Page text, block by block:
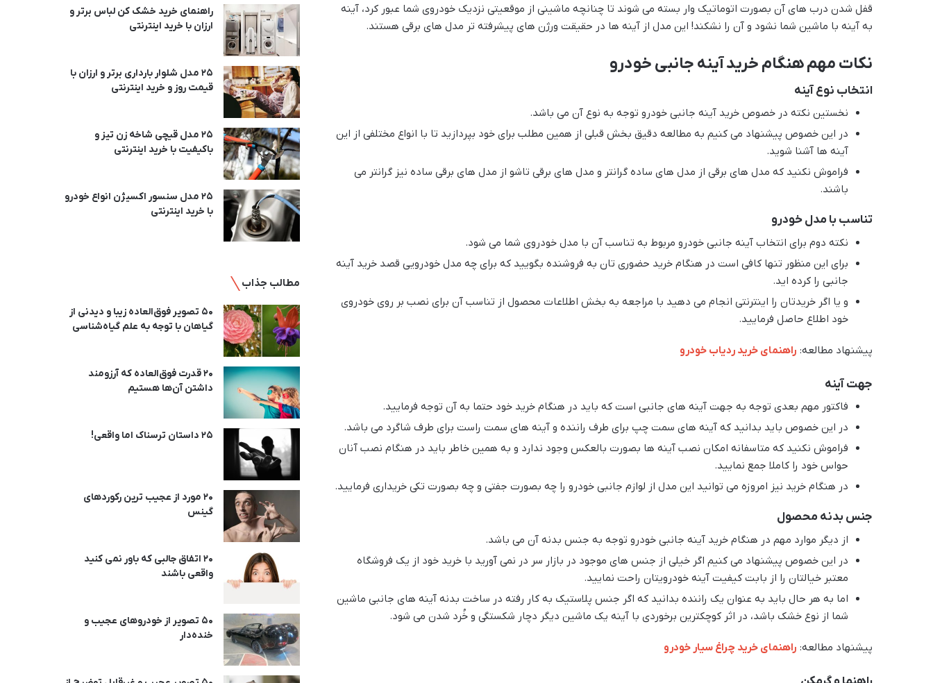
قفل شدن درب های آن بصورت اتوماتیک وار بسته می شوند تا چنانچه ماشینی از موقعیتی نزدیک خودروی شما عبور کرد، آینه
به آینه با ماشین شما نشود و آن را نشکند! این مدل از آینه ها در حقیقت ورژن های پیشرفته تر مدل های برقی هستند.
نکات مهم هنگام خرید آینه جانبی خودرو
انتخاب نوع آینه
نخستین نکته در خصوص خرید آینه جانبی خودرو توجه به نوع آن می باشد.
در این خصوص پیشنهاد می کنیم به مطالعه دقیق بخش قبلی از همین مطلب برای خود بپردازید تا با انواع مختلفی از این
آینه ها آشنا شوید.
فراموش نکنید که مدل های برقی از مدل های ساده گرانتر و مدل های برقی تاشو از مدل های برقی ساده نیز گرانتر می
باشند.
تناسب با مدل خودرو
نکته دوم برای انتخاب آینه جانبی خودرو مربوط به تناسب آن با مدل خودروی شما می شود.
برای این منظور تنها کافی است در هنگام خرید حضوری تان به فروشنده بگویید که برای چه مدل خودرویی قصد خرید آینه
جانبی را کرده اید.
و یا اگر خریدتان را اینترنتی انجام می دهید با مراجعه به بخش اطلاعات محصول از تناسب آن برای نصب بر روی خودروی
خود اطلاع حاصل فرمایید.
پیشنهاد مطالعه: راهنمای خرید ردیاب خودرو
جهت آینه
فاکتور مهم بعدی توجه به جهت آینه های جانبی است که باید در هنگام خرید خود حتما به آن توجه فرمایید.
در این خصوص باید بدانید که آینه های سمت چپ برای طرف راننده و آینه های سمت راست برای طرف شاگرد می باشد.
فراموش نکنید که متاسفانه امکان نصب آینه ها بصورت بالعکس وجود ندارد و به همین خاطر باید در هنگام نصب آنان
حواس خود را کاملا جمع نمایید.
در هنگام خرید نیز امروزه می توانید این مدل از لوازم جانبی خودرو را چه بصورت جفتی و چه بصورت تکی خریداری فرمایید.
جنس بدنه محصول
از دیگر موارد مهم در هنگام خرید آینه جانبی خودرو توجه به جنس بدنه آن می باشد.
در این خصوص پیشنهاد می کنیم اگر خیلی از جنس های موجود در بازار سر در نمی آورید با خرید خود از یک فروشگاه
معتبر خیالتان را از بابت کیفیت آینه خودرویتان راحت نمایید.
اما به هر حال باید به عنوان یک راننده بدانید که اگر جنس پلاستیک به کار رفته در ساخت بدنه آینه های جانبی ماشین
شما از نوع خشک باشد، در اثر کوچکترین برخوردی با آینه یک ماشین دیگر دچار شکستگی و خُرد شدن می شود.
پیشنهاد مطالعه: راهنمای خرید چراغ سیار خودرو
راهنمای خرید خشک کن لباس برتر و
ارزان با خرید اینترنتی
25 مدل شلوار بارداری برتر و ارزان با
قیمت روز و خرید اینترنتی
25 مدل قیچی شاخه زن تیز و
باکیفیت با خرید اینترنتی
25 مدل سنسور اکسیژن انواع خودرو
با خرید اینترنتی
مطالب جذاب
50 تصویر فوق‌العاده زیبا و دیدنی از
گیاهان با توجه به علم گیاه‌شناسی
20 قدرت فوق‌العاده که آرزومند
داشتن آن‌ها هستیم
25 داستان ترسناک اما واقعی!
20 مورد از عجیب ترین رکوردهای
گینس
20 اتفاق جالبی که باور نمی کنید
واقعی باشند
50 تصویر از خودروهای عجیب و
خنده‌دار